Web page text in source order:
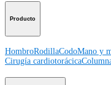
Producto
HombroRodillaCodoMano y
Cirugía cardiotorácica